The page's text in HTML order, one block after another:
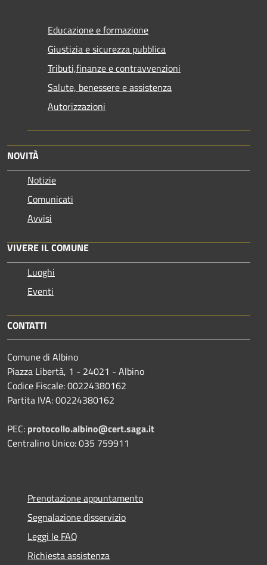
Educazione e formazione
Giustizia e sicurezza pubblica
Tributi,finanze e contravvenzioni
Salute, benessere e assistenza
Autorizzazioni
NOVITÀ
Notizie
Comunicati
Avvisi
VIVERE IL COMUNE
Luoghi
Eventi
CONTATTI
Comune di Albino
Piazza Libertà, 1 - 24021 - Albino
Codice Fiscale: 00224380162
Partita IVA: 00224380162
PEC: protocollo.albino@cert.saga.it
Centralino Unico: 035 759911
Prenotazione appuntamento
Segnalazione disservizio
Leggi le FAQ
Richiesta assistenza